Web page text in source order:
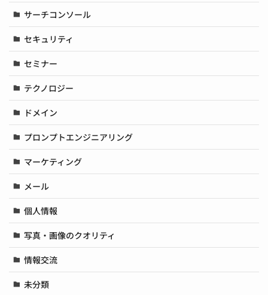
サーチコンソール
セキュリティ
セミナー
テクノロジー
ドメイン
プロンプトエンジニアリング
マーケティング
メール
個人情報
写真・画像のクオリティ
情報交流
未分類